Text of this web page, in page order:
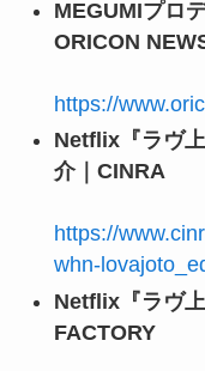
MEGUMIプロ
ORICON
https://
Netflix『ラヴ
介｜CINRA
https://
whn-
Netflix『ラヴ
FACTORY